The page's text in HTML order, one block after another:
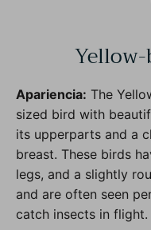
Apariencia: The
sized bird with
its upperparts and a
breast. These birds
legs, and a slightly
and are often seen
catch insects in flight.